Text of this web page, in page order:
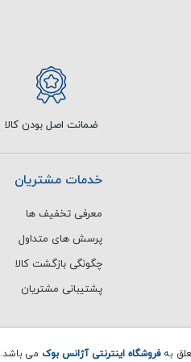
ضمانت اصل بودن کالا
خدمات مشتریان
معرفی تخفیف ها
پرسش های متداول
چگونگی بازگشت کالا
پشتیبانی مشتریان
بهفروشگاه اینترنتی آژانس بوک می باشد.